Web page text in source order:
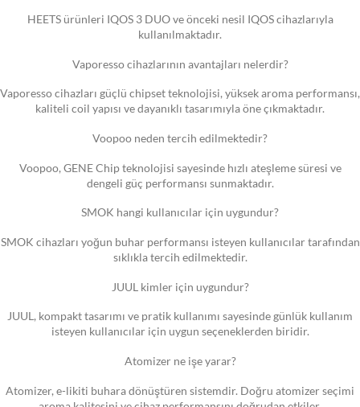
HEETS ürünleri IQOS 3 DUO ve önceki nesil IQOS cihazlarıyla
kullanılmaktadır.
Vaporesso cihazlarının avantajları nelerdir?
Vaporesso cihazları güçlü chipset teknolojisi, yüksek aroma performansı,
kaliteli coil yapısı ve dayanıklı tasarımıyla öne çıkmaktadır.
Voopoo neden tercih edilmektedir?
Voopoo, GENE Chip teknolojisi sayesinde hızlı ateşleme süresi ve
dengeli güç performansı sunmaktadır.
SMOK hangi kullanıcılar için uygundur?
SMOK cihazları yoğun buhar performansı isteyen kullanıcılar tarafından
sıklıkla tercih edilmektedir.
JUUL kimler için uygundur?
JUUL, kompakt tasarımı ve pratik kullanımı sayesinde günlük kullanım
isteyen kullanıcılar için uygun seçeneklerden biridir.
Atomizer ne işe yarar?
Atomizer, e-likiti buhara dönüştüren sistemdir. Doğru atomizer seçimi